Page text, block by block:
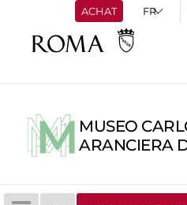
ACHAT
MUSEO
ARANCIERA